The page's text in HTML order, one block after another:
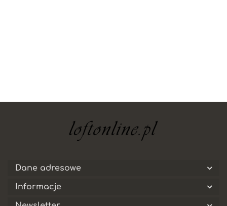
Dane adresowe
Informacje